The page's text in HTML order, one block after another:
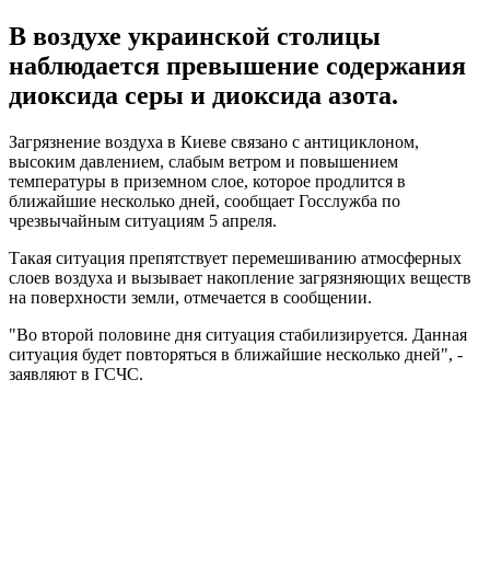
В воздухе украинской столицы
наблюдается превышение содержания
диоксида серы и диоксида азота.
Загрязнение воздуха в Киеве связано с антициклоном,
высоким давлением, слабым ветром и повышением
температуры в приземном слое, которое продлится в
ближайшие несколько дней, сообщает Госслужба по
чрезвычайным ситуациям 5 апреля.
Такая ситуация препятствует перемешиванию атмосферных
слоев воздуха и вызывает накопление загрязняющих веществ
на поверхности земли, отмечается в сообщении.
"Во второй половине дня ситуация стабилизируется. Данная
ситуация будет повторяться в ближайшие несколько дней", -
заявляют в ГСЧС.